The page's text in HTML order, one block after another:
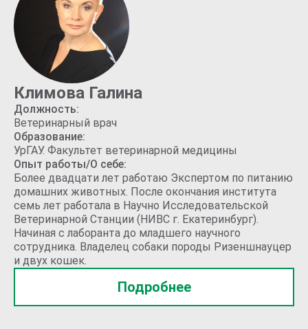
Климова Галина
Должность:
Ветеринарный врач
Образование:
УрГАУ. Факультет ветеринарной медицины
Опыт работы/О себе:
Более двадцати лет работаю Экспертом по питанию
домашних животных. После окончания института
семь лет работала в Научно Исследовательской
Ветеринарной Станции (НИВС г. Екатеринбург).
Начиная с лаборанта до младшего научного
сотрудника. Владелец собаки породы Ризеншнауцер
и двух кошек.
Подробнее